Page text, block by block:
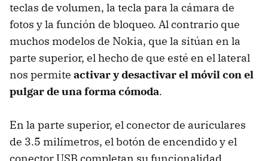
teclas de volumen, la tecla para la cámara de
fotos y la función de bloqueo. Al contrario que
muchos modelos de Nokia, que la sitúan en la
parte superior, el hecho de que esté en el lateral
nos permite activar y desactivar el móvil con el
pulgar de una forma cómoda.
En la parte superior, el conector de auriculares
de 3.5 milímetros, el botón de encendido y el